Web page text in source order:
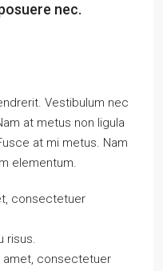
nec.
Vestibulum nec
at metus non ligula
at mi metus. Nam
elementum.
consectetuer
risus.
amet, consectetuer